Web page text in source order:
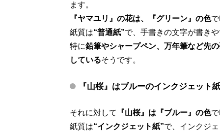
ます。
『ヤマユリ』の花は、『グリーン』の色
紙質は“普通紙”で、手書きの文字が書き
特に鉛筆やシャープペン、万年筆など先
しているそうです。
『山桜』はブルーのインクジェット紙
それに対して 『山桜』は『ブルー』の色
紙質は“インクジェット紙”で、インクジ